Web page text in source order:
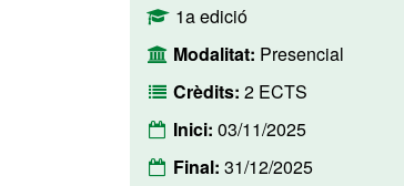
1a edició
Modalitat: Presencial
Crèdits: 2 ECTS
Inici: 03/11/2025
Final: 31/12/2025